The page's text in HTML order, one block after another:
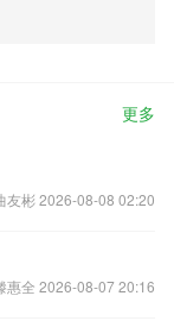
更多
友彬 2026-08-08 02:20
惠全 2026-08-07 20:16